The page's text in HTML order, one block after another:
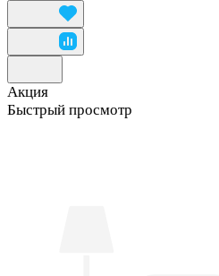
Акция
Быстрый просмотр